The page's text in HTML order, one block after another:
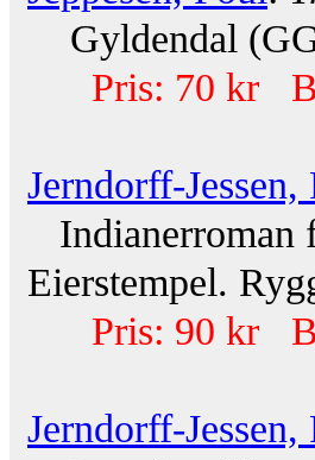
Gyldendal
Pris: 70 kr
Jerndorff-Jessen,
Indianerroman
Eierstempel.
Pris: 90 kr
Jerndorff-Jessen,